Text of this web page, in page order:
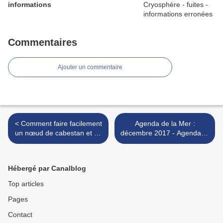
informations
Commentaires
Ajouter un commentaire
< Comment faire facilement
un nœud de cabestan et sa
version rapide à défaire -
Agenda de la Mer :
décembre 2017 - Agenda of
the Sea : december 2017 >
Hébergé par Canalblog
Top articles
Pages
Contact